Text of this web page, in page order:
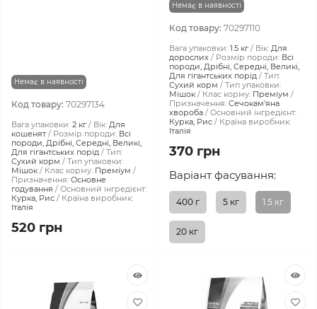
Немає в наявності
Код товару: 70297134
Вага упаковки: 2 кг Вік: Для
кошенят
Розмір породи: Всі
породи, Дрібні, Середні, Великі,
Для гігантських порід
Тип:
Сухий корм
Тип упаковки:
Мішок
Клас корму: Преміум
Призначення: Основне
годування
Основний інгредієнт:
Курка, Рис
Країна виробник:
Італія
520 грн
Немає в наявності
Код товару: 70297110
Вага упаковки: 1.5 кг Вік: Для
дорослих
Розмір породи: Всі
породи, Дрібні, Середні, Великі,
Для гігантських порід
Тип:
Сухий корм
Тип упаковки:
Мішок
Клас корму: Преміум
Призначення: Сечокам'яна
хвороба
Основний інгредієнт:
Курка, Рис
Країна виробник:
Італія
370 грн
Варіант фасування:
400 г 5 кг 1.5 кг
20 кг